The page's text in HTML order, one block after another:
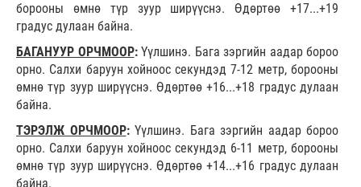
борооны өмнө түр зуур ширүүснэ. Өдөртөө +17...+19
градус дулаан байна.
БАГАНУУР ОРЧМООР: Үүлшинэ. Бага зэргийн аадар бороо
орно. Салхи баруун хойноос секундэд 7-12 метр, борооны
өмнө түр зуур ширүүснэ. Өдөртөө +16...+18 градус дулаан
байна.
ТЭРЭЛЖ ОРЧМООР: Үүлшинэ. Бага зэргийн аадар бороо
орно. Салхи баруун хойноос секундэд 6-11 метр, борооны
өмнө түр зуур ширүүснэ. Өдөртөө +14...+16 градус дулаан
байна.